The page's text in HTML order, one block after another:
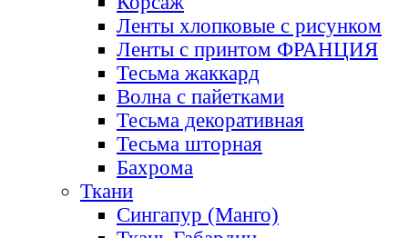
Ленты хлопковые с рисунком
Ленты с принтом ФРАНЦИЯ
Тесьма жаккард
Волна с пайетками
Тесьма декоративная
Тесьма шторная
Бахрома
Ткани
Сингапур (Манго)